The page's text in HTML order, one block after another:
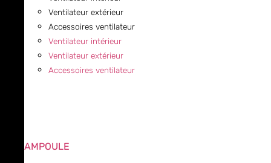
Ventilateur extérieur
Accessoires ventilateur
Ventilateur intérieur
Ventilateur extérieur
Accessoires ventilateur
AMPOULE